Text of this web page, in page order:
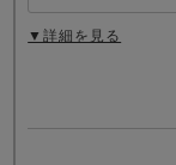
▼詳細を見る